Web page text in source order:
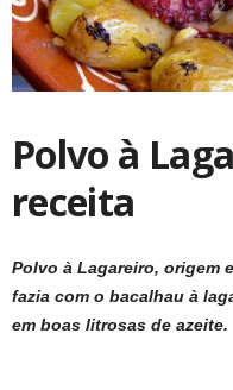
Polvo à
receita
Polvo à Lagareiro, origem
fazia com o bacalhau à
em boas litrosas de azeite.